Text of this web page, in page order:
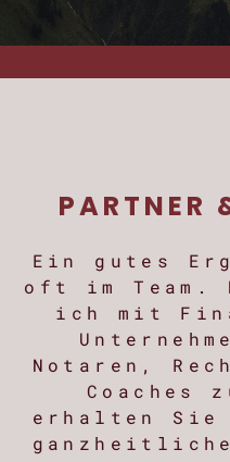
PARTNER
Ein gutes
oft im Team.
ich mit
Notaren,
Coaches
erhalten Sie